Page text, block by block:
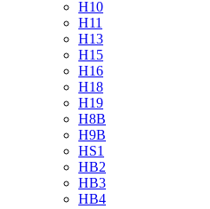
H10
H11
H13
H15
H16
H18
H19
H8B
H9B
HS1
HB2
HB3
HB4